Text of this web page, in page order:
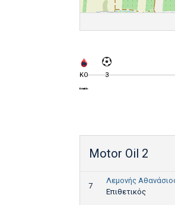
KO 3
Motor Oil 2
7
Λεμονής
Επιθετικός